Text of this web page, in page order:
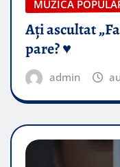
MUZICA
Ați ascultat
pare? ♥️
admin